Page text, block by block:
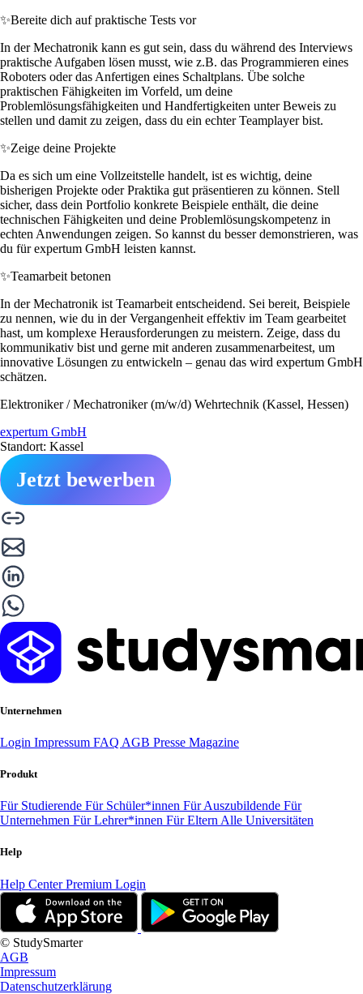
✨Bereite dich auf praktische Tests vor
In der Mechatronik kann es gut sein, dass du während des Interviews
praktische Aufgaben lösen musst, wie z.B. das Programmieren eines
Roboters oder das Anfertigen eines Schaltplans. Übe solche
praktischen Fähigkeiten im Vorfeld, um deine
Problemlösungsfähigkeiten und Handfertigkeiten unter Beweis zu
stellen und damit zu zeigen, dass du ein echter Teamplayer bist.
✨Zeige deine Projekte
Da es sich um eine Vollzeitstelle handelt, ist es wichtig, deine
bisherigen Projekte oder Praktika gut präsentieren zu können. Stell
sicher, dass dein Portfolio konkrete Beispiele enthält, die deine
technischen Fähigkeiten und deine Problemlösungskompetenz in
echten Anwendungen zeigen. So kannst du besser demonstrieren, was
du für expertum GmbH leisten kannst.
✨Teamarbeit betonen
In der Mechatronik ist Teamarbeit entscheidend. Sei bereit, Beispiele
zu nennen, wie du in der Vergangenheit effektiv im Team gearbeitet
hast, um komplexe Herausforderungen zu meistern. Zeige, dass du
kommunikativ bist und gerne mit anderen zusammenarbeitest, um
innovative Lösungen zu entwickeln – genau das wird expertum GmbH
schätzen.
Elektroniker / Mechatroniker (m/w/d) Wehrtechnik (Kassel, Hessen)
expertum GmbH
Standort: Kassel
Jetzt bewerben
Unternehmen
Login Impressum FAQ AGB Presse Magazine
Produkt
Für Studierende Für Schüler*innen Für Auszubildende Für
Unternehmen Für Lehrer*innen Für Eltern Alle Universitäten
Help
Help CenterPremium Login
© StudySmarter
AGB
Impressum
Datenschutzerklärung